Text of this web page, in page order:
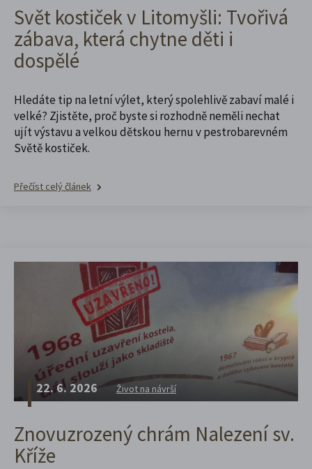
Svět kostiček v Litomyšli: Tvořivá
zábava, která chytne děti i
dospělé
Hledáte tip na letní výlet, který spolehlivě zabaví malé i
velké? Zjistěte, proč byste si rozhodně neměli nechat
ujít výstavu a velkou dětskou hernu v pestrobarevném
Světě kostiček.
Přečíst celý článek
22. 6. 2026 Život na návrší
Znovuzrozený chrám Nalezení sv.
Kříže